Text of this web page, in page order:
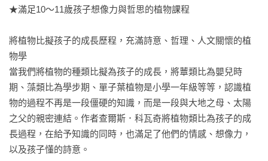
★滿足10～11歲孩子想像力與哲思的植物課程
將植物比擬孩子的成長歷程，充滿詩意、哲理、人文關懷的植
物學
當我們將植物的種類比擬為孩子的成長，將蕈類比為嬰兒時
期、藻類比為學步期、單子葉植物是小學一年級等等，認識植
物的過程不再是一段僵硬的知識，而是一段與大地之母、太陽
之父的親密連結。作者查爾斯．科瓦奇將植物類比為孩子的成
長過程，在給予知識的同時，也滿足了他們的情感、想像力，
以及孩子懂的詩意。